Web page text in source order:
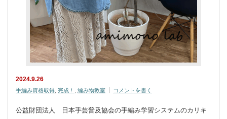
2024.9.26
手編み資格取得 完成！ 編み物教室 コメントを書く
公益財団法人 日本手芸普及協会の手編み学習システムのカリキ